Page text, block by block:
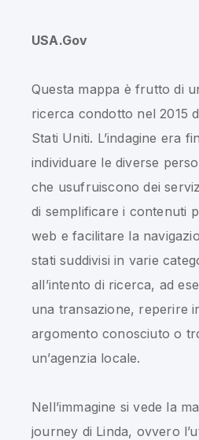
USA.Gov
Questa mappa è frutto di
ricerca condotto nel 2015
Stati Uniti. L’indagine era
individuare le diverse
che usufruiscono dei
di semplificare i contenuti
web e facilitare la
stati suddivisi in varie
all’intento di ricerca, ad
una transazione, reperire
argomento conosciuto o
un’agenzia locale.
Nell’immagine si vede la
journey di Linda, ovvero